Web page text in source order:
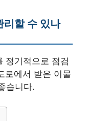
리할 수 있나
정기적으로 점검
로에서 받은 이물
습니다.